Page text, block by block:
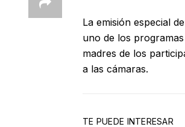
La emisión especial
uno de los
madres de los
a las cámaras.
TE PUEDE INTERESAR